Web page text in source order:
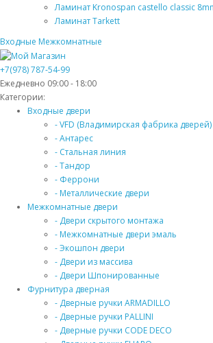
Ламинат Kronospan castello classic
Ламинат Tarkett
Входные Межкомнатные
+7(978) 787-54-99
Ежедневно 09:00 - 18:00
Категории:
Входные двери
- VFD (Владимирская фабрика дверей)
- Антарес
- Стальная линия
- Тандор
- Феррони
- Металлические двери
Межкомнатные двери
- Двери скрытого монтажа
- Межкомнатные двери эмаль
- Экошпон двери
- Двери из массива
- Двери Шпонированные
Фурнитура дверная
- Дверные ручки ARMADILLO
- Дверные ручки PALLINI
- Дверные ручки CODE DECO